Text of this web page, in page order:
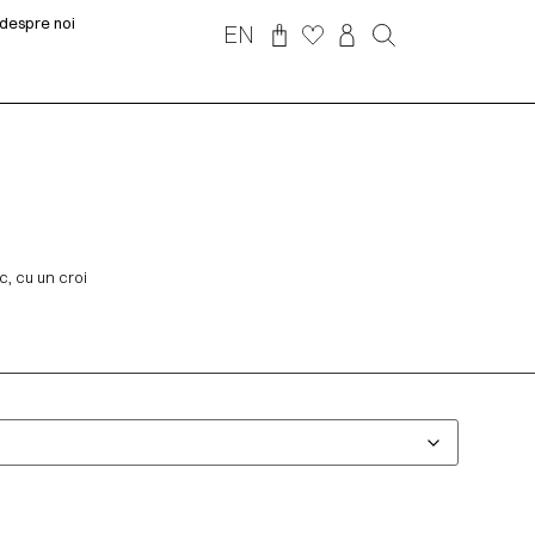
despre noi
EN
cu un croi